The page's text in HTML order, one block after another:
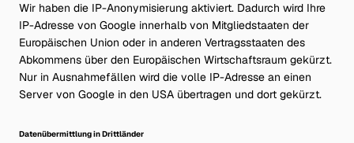
Wir haben die IP-Anonymisierung aktiviert. Dadurch wird Ihre
IP-Adresse von Google innerhalb von Mitgliedstaaten der
Europäischen Union oder in anderen Vertragsstaaten des
Abkommens über den Europäischen Wirtschaftsraum gekürzt.
Nur in Ausnahmefällen wird die volle IP-Adresse an einen
Server von Google in den USA übertragen und dort gekürzt.
Datenübermittlung in Drittländer